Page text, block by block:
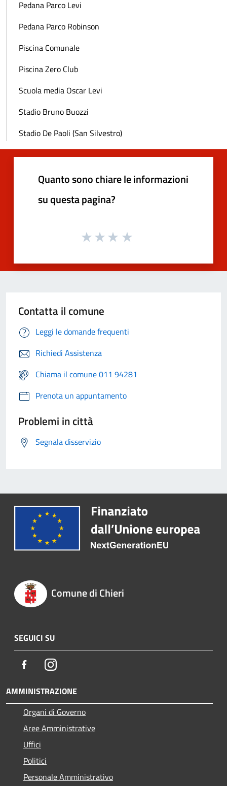
Pedana Parco Levi
Pedana Parco Robinson
Piscina Comunale
Piscina Zero Club
Scuola media Oscar Levi
Stadio Bruno Buozzi
Stadio De Paoli (San Silvestro)
Quanto sono chiare le informazioni
su questa pagina?
Contatta il comune
Leggi le domande frequenti
Richiedi Assistenza
Chiama il comune 011 94281
Prenota un appuntamento
Problemi in città
Segnala disservizio
Comune di Chieri
SEGUICI SU
FacebookInstagram
AMMINISTRAZIONE
Organi di Governo
Aree Amministrative
Uffici
Politici
Personale Amministrativo